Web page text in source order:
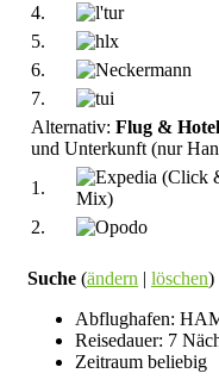
4.
5.
6.
7.
Alternativ: Flug &
und Unterkunft (nur
1.
2.
Suche (ändern | löschen)
Abflughafen:
Reisedauer: 7
Zeitraum beliebig